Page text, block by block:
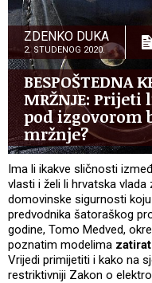
ZDENKO DUKA
2. STUDENOG 2020.
BESPOŠTEDNA
MRŽNJE:
pod izgovorom
mržnje?
Ima li ikakve sličnosti
vlasti i želi li hrvatska
domovinske sigurnosti
predvodnika šatoraškog
godine, Tomo Medved,
poznatim modelima
Vrijedi primijetiti i kako na
restriktivniji Zakon o